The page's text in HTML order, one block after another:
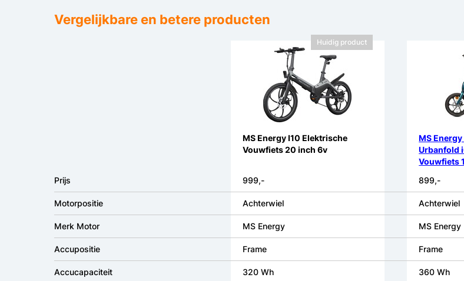
Vergelijkbare en betere producten
Huidig product
MS Energy I10 Elektrische
Vouwfiets 20 inch 6v
Prijs 999,-
Motorpositie Achterwiel
Merk Motor MS Energy
Accupositie Frame
Accucapaciteit 320 Wh
MS
Urbanfold
Vouwfiets
899,-
Achterwiel
MS Energy
Frame
360 Wh